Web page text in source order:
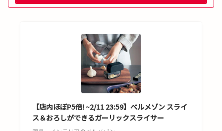
【店内ほぼP5倍! ~2/11 23:59】ベルメゾン スライ
ス＆おろしができるガーリックスライサー